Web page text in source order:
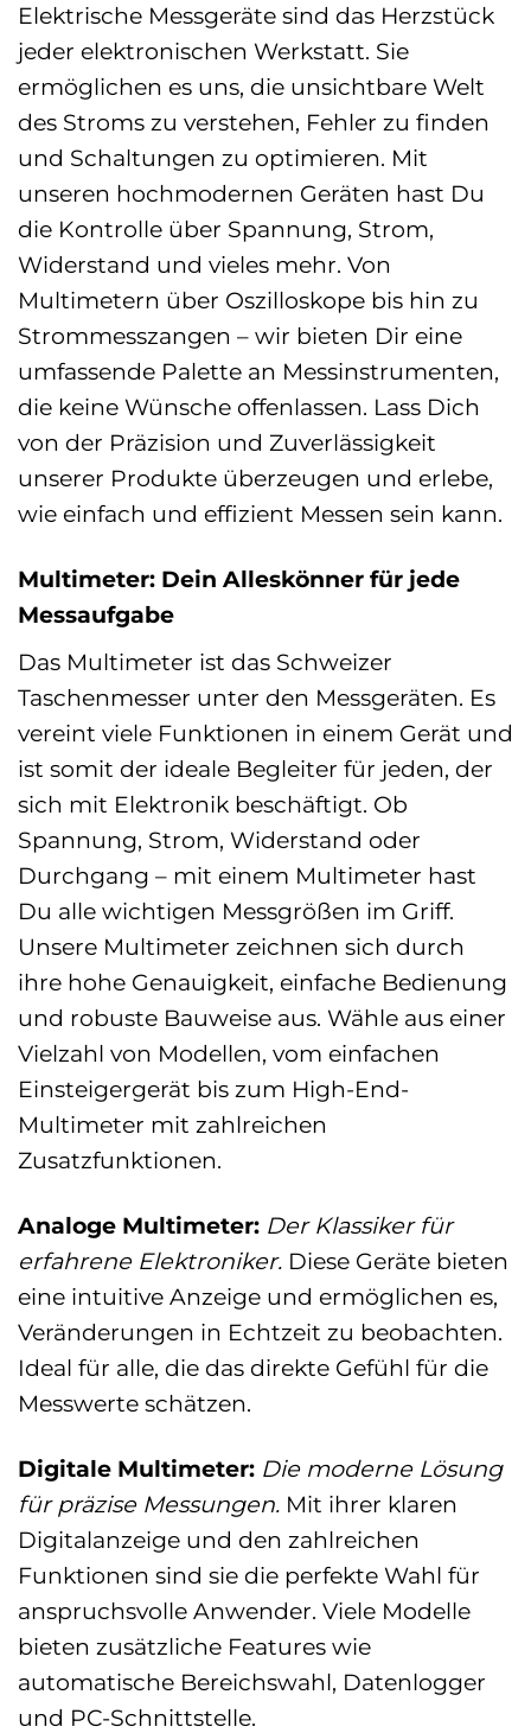
Elektrische Messgeräte sind das Herzstück
jeder elektronischen Werkstatt. Sie
ermöglichen es uns, die unsichtbare Welt
des Stroms zu verstehen, Fehler zu finden
und Schaltungen zu optimieren. Mit
unseren hochmodernen Geräten hast Du
die Kontrolle über Spannung, Strom,
Widerstand und vieles mehr. Von
Multimetern über Oszilloskope bis hin zu
Strommesszangen – wir bieten Dir eine
umfassende Palette an Messinstrumenten,
die keine Wünsche offenlassen. Lass Dich
von der Präzision und Zuverlässigkeit
unserer Produkte überzeugen und erlebe,
wie einfach und effizient Messen sein kann.
Multimeter: Dein Alleskönner für jede
Messaufgabe
Das Multimeter ist das Schweizer
Taschenmesser unter den Messgeräten. Es
vereint viele Funktionen in einem Gerät und
ist somit der ideale Begleiter für jeden, der
sich mit Elektronik beschäftigt. Ob
Spannung, Strom, Widerstand oder
Durchgang – mit einem Multimeter hast
Du alle wichtigen Messgrößen im Griff.
Unsere Multimeter zeichnen sich durch
ihre hohe Genauigkeit, einfache Bedienung
und robuste Bauweise aus. Wähle aus einer
Vielzahl von Modellen, vom einfachen
Einsteigergerät bis zum High-End-
Multimeter mit zahlreichen
Zusatzfunktionen.
Analoge Multimeter: Der Klassiker für
erfahrene Elektroniker. Diese Geräte bieten
eine intuitive Anzeige und ermöglichen es,
Veränderungen in Echtzeit zu beobachten.
Ideal für alle, die das direkte Gefühl für die
Messwerte schätzen.
Digitale Multimeter: Die moderne Lösung
für präzise Messungen. Mit ihrer klaren
Digitalanzeige und den zahlreichen
Funktionen sind sie die perfekte Wahl für
anspruchsvolle Anwender. Viele Modelle
bieten zusätzliche Features wie
automatische Bereichswahl, Datenlogger
und PC-Schnittstelle.